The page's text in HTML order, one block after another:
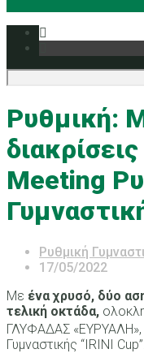
Ρυθμική:
Meeting
Ρυθμική
17/05/2022
Με ένα χρυσό, δύο
τελική οκτάδα,
ΓΛΥΦΑΔΑΣ «ΕΥΡΥΑΛΗ»,
Γυμναστικής “IRINI